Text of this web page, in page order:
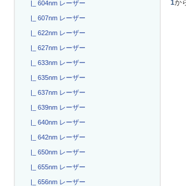
|_ 604nm レーザー
|_ 607nm レーザー
|_ 622nm レーザー
|_ 627nm レーザー
|_ 633nm レーザー
|_ 635nm レーザー
|_ 637nm レーザー
|_ 639nm レーザー
|_ 640nm レーザー
|_ 642nm レーザー
|_ 650nm レーザー
|_ 655nm レーザー
|_ 656nm レーザー
1か